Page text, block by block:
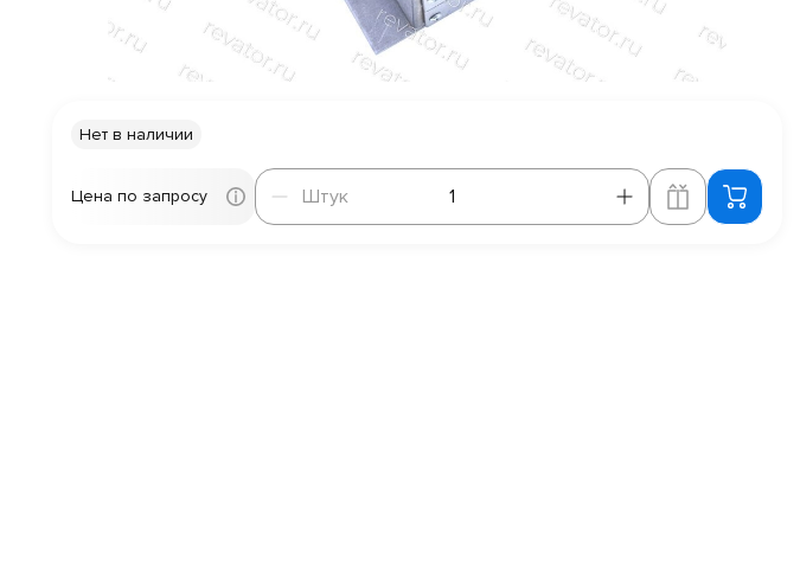
Нет в наличии
Цена по запросу
Штук
Штук